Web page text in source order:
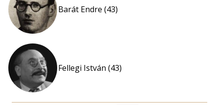
Barát Endre (43)
Fellegi István (43)